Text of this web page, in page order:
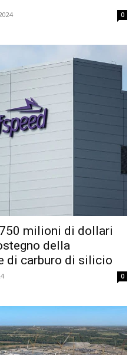
0
milioni di dollari
della
di carburo di silicio
0